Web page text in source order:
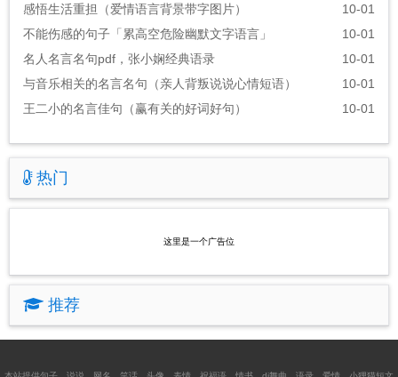
感悟生活重担（爱情语言背景带字图片）
10-01
不能伤感的句子「累高空危险幽默文字语言」
10-01
名人名言名句pdf，张小娴经典语录
10-01
与音乐相关的名言名句（亲人背叛说说心情短语）
10-01
王二小的名言佳句（赢有关的好词好句）
10-01
热门
这里是一个广告位
推荐